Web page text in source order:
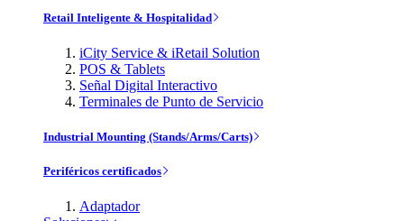
Retail Inteligente & Hospitalidad
iCity Service & iRetail Solution
POS & Tablets
Señal Digital Interactivo
Terminales de Punto de Servicio
Industrial Mounting (Stands/Arms/Carts)
Periféricos certificados
Adaptador